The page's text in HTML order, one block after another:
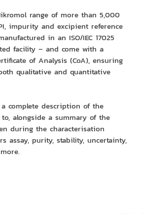
range of more than 5,000
impurity and excipient reference
in an ISO/IEC 17025
facility – and come with a
of Analysis (CoA), ensuring
qualitative and quantitative
complete description of the
alongside a summary of the
during the characterisation
assay, purity, stability, uncertainty,